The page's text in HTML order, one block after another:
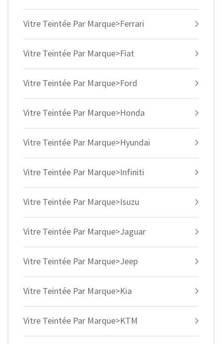
Vitre Teintée Par Marque>Ferrari
Vitre Teintée Par Marque>Fiat
Vitre Teintée Par Marque>Ford
Vitre Teintée Par Marque>Honda
Vitre Teintée Par Marque>Hyundai
Vitre Teintée Par Marque>Infiniti
Vitre Teintée Par Marque>Isuzu
Vitre Teintée Par Marque>Jaguar
Vitre Teintée Par Marque>Jeep
Vitre Teintée Par Marque>Kia
Vitre Teintée Par Marque>KTM